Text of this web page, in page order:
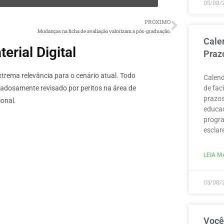
PRÓXIMO
Mudanças na ficha de avaliação valorizam a pós-graduação.
Digital
relevância para o cenário atual. Todo
revisado por peritos na área de
05/08/
de
LEIA
03/08/